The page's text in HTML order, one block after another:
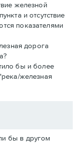
железной
и отсутствие
показателями
дорога
бы и более
железная
бы в другом